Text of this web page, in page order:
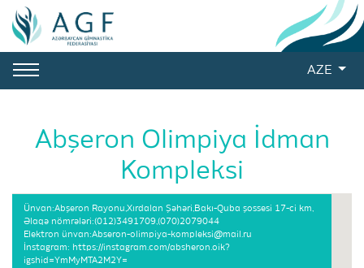
AZE
Abşeron Olimpiya İdman
Kompleksi
Ünvan:Abşeron Rayonu,Xırdalan Şəhəri,Bakı-Quba şossesi 17-ci km,
Əlaqə nömrələri:(012)3491709,(070)2079044
Elektron ünvan:Abseron-olimpiya-kompleksi@mail.ru
İnstagram: https://instagram.com/absheron.oik?
igshid=YmMyMTA2M2Y=